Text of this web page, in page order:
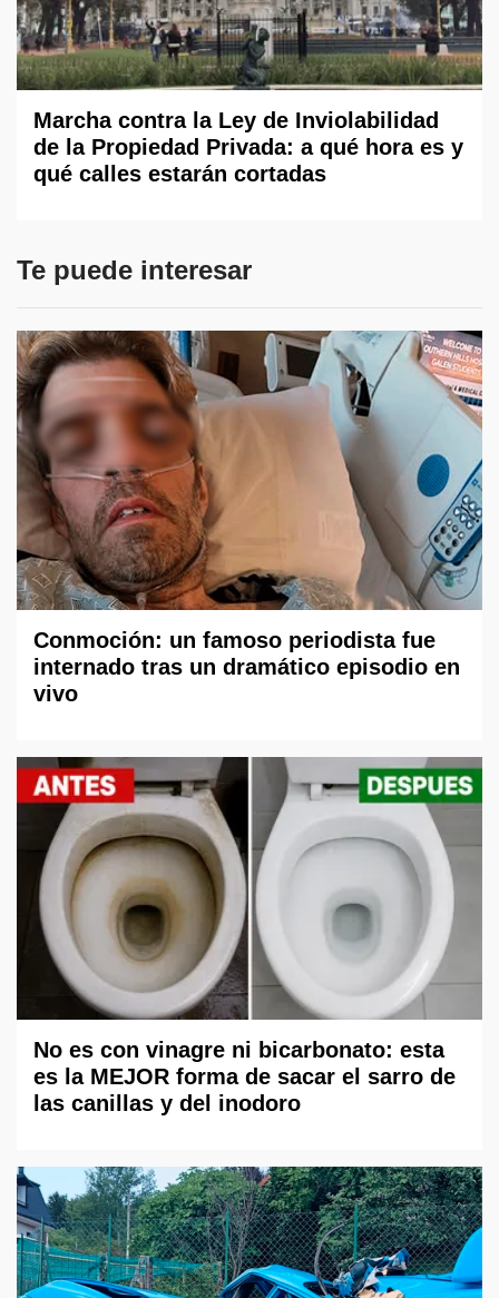
Marcha contra la Ley de Inviolabilidad
de la Propiedad Privada: a qué hora es y
qué calles estarán cortadas
Te puede interesar
Conmoción: un famoso periodista fue
internado tras un dramático episodio en
vivo
No es con vinagre ni bicarbonato: esta
es la MEJOR forma de sacar el sarro de
las canillas y del inodoro